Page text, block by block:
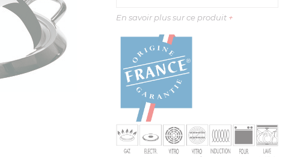
En savoir plus sur ce produit +